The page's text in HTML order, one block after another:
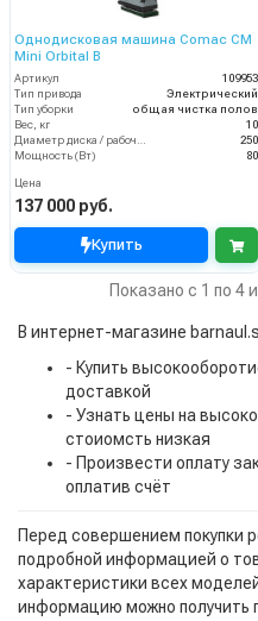
Однодисковая машина Comac CM
Mini Orbital B
Артикул
109953
Тип привода
Электрический
Тип уборки
общая чистка полов
Вес, кг
10
Диаметр диска / рабочая ширина (мм)
250
Мощность (Вт)
80
Цена
137 000 руб.
Купить
Показано с 1 по 4
В интернет-магазине
- Купить
доставкой
- Узнать цены на
стоиомсть низкая
- Произвести оплату
оплатив счёт
Перед совершением покупки
подробной информацией о
характеристики всех
информацию можно получить